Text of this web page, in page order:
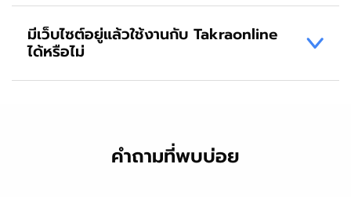
มีเว็บไซต์อยู่แล้วใช้งานกับ Takraonline
ได้หรือไม่
คำถามที่พบบ่อย